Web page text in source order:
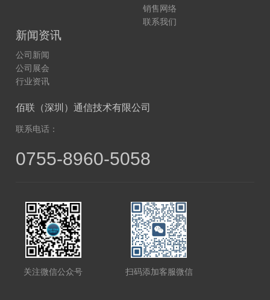
销售网络
联系我们
新闻资讯
公司新闻
公司展会
行业资讯
佰联（深圳）通信技术有限公司
联系电话：
0755-8960-5058
关注微信公众号 扫码添加客服微信